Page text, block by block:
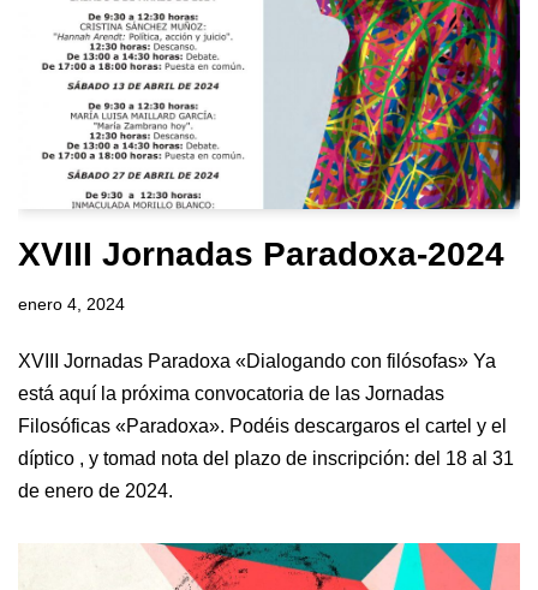
XVIII Jornadas Paradoxa-2024
enero 4, 2024
XVIII Jornadas Paradoxa «Dialogando con filósofas» Ya
está aquí la próxima convocatoria de las Jornadas
Filosóficas «Paradoxa». Podéis descargaros el cartel y el
díptico , y tomad nota del plazo de inscripción: del 18 al 31
de enero de 2024.